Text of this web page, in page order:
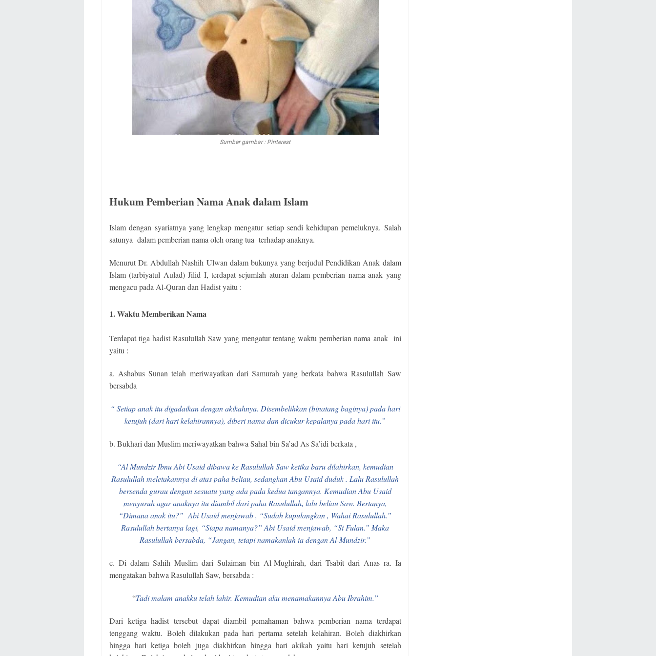
Sumber gambar : Pinterest
Hukum Pemberian Nama Anak dalam Islam
Islam dengan syariatnya yang lengkap mengatur setiap sendi kehidupan pemeluknya. Salah
satunya dalam pemberian nama oleh orang tua terhadap anaknya.
Menurut Dr. Abdullah Nashih Ulwan dalam bukunya yang berjudul Pendidikan Anak dalam
Islam (tarbiyatul Aulad) Jilid I, terdapat sejumlah aturan dalam pemberian nama anak yang
mengacu pada Al-Quran dan Hadist yaitu :
1. Waktu Memberikan Nama
Terdapat tiga hadist Rasulullah Saw yang mengatur tentang waktu pemberian nama anak ini
yaitu :
a. Ashabus Sunan telah meriwayatkan dari Samurah yang berkata bahwa Rasulullah Saw
bersabda
“ Setiap anak itu digadaikan dengan akikahnya. Disembelihkan (binatang baginya) pada hari
ketujuh (dari hari kelahirannya), diberi nama dan dicukur kepalanya pada hari itu.”
b. Bukhari dan Muslim meriwayatkan bahwa Sahal bin Sa’ad As Sa’idi berkata ,
“Al Mundzir Ibnu Abi Usaid dibawa ke Rasulullah Saw ketika baru dilahirkan, kemudian
Rasulullah meletakannya di atas paha beliau, sedangkan Abu Usaid duduk . Lalu Rasulullah
bersenda gurau dengan sesuatu yang ada pada kedua tangannya. Kemudian Abu Usaid
menyuruh agar anaknya itu diambil dari paha Rasulullah, lalu beliau Saw. Bertanya,
“Dimana anak itu?” Abi Usaid menjawab , “Sudah kupulangkan , Wahai Rasulullah.”
Rasulullah bertanya lagi, “Siapa namanya?” Abi Usaid menjawab, “Si Fulan.” Maka
Rasulullah bersabda, “Jangan, tetapi namakanlah ia dengan Al-Mundzir.”
c. Di dalam Sahih Muslim dari Sulaiman bin Al-Mughirah, dari Tsabit dari Anas ra. Ia
mengatakan bahwa Rasulullah Saw, bersabda :
“Tadi malam anakku telah lahir. Kemudian aku menamakannya Abu Ibrahim.”
Dari ketiga hadist tersebut dapat diambil pemahaman bahwa pemberian nama terdapat
tenggang waktu. Boleh dilakukan pada hari pertama setelah kelahiran. Boleh diakhirkan
hingga hari ketiga boleh juga diakhirkan hingga hari akikah yaitu hari ketujuh setelah